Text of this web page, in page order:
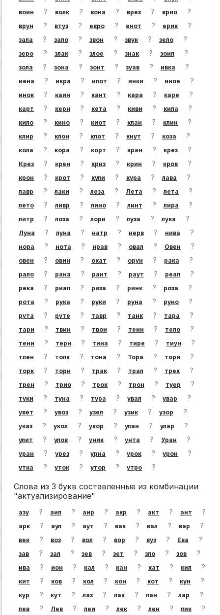
воин ? волк ? вона ? врез ? врио ?
врун ? втуз ? евро ? енот ? ерик ?
зала ? зало ? звон ? звук ? зело ?
зеро ? злак ? злое ? знак ? зоил ?
зола ? зона ? зонт ? зуав ? ивка ?
иена ? икра ? илот ? инки ? иное ?
инок ? каин ? кант ? кара ? каре ?
карт ? керн ? кета ? киви ? кила ?
кило ? кино ? киот ? клан ? клин ?
клир ? клон ? клот ? кнут ? коза ?
кола ? кора ? корт ? кран ? крез ?
Крез ? крен ? криз ? крин ? кров ?
крон ? крот ? кули ? кура ? лава ?
лавр ? лаки ? леза ? Лета ? лета ?
лето ? ливр ? лино ? линт ? лира ?
литр ? лоза ? лори ? луза ? лука ?
Луна ? луна ? натр ? нерв ? нива ?
нора ? нота ? нрав ? овал ? Овен ?
овен ? овин ? окат ? орун ? рака ?
рало ? рана ? рант ? раут ? реал ?
река ? риал ? риза ? ринк ? роза ?
рота ? рука ? руки ? руна ? руно ?
рута ? руте ? тавр ? танк ? тара ?
тари ? твин ? твои ? теин ? тело ?
тени ? терн ? тина ? тире ? тиун ?
тлен ? толк ? тона ? Тора ? тори ?
торк ? торн ? трак ? трал ? трек ?
трен ? трио ? трок ? трон ? туер ?
туки ? туна ? тура ? увал ? увар ?
увет ? увоз ? узел ? узик ? узор ?
указ ? укол ? укор ? улан ? улар ?
улит ? улов ? уник ? унта ? Уран ?
уран ? урез ? урна ? урок ? урон ?
утка ? уток ? утор ? утро ?
Слова из 3 букв составленные из комбинации
"актуализирование"
азу ? аил ? аир ? акр ? акт ? ант ?
арк ? аул ? аут ? вак ? вал ? вар ?
век ? воз ? вол ? вор ? вуз ? Ева ?
зав ? зал ? зев ? зет ? зло ? зов ?
ива ? ион ? кал ? кан ? кат ? кил ?
кит ? ков ? кол ? кон ? кот ? кун ?
кур ? кут ? лаз ? лак ? лан ? лар ?
лев ? Лев ? леи ? лек ? лен ? лик ?